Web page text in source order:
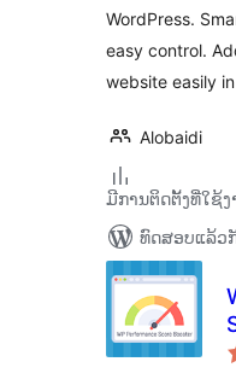
WordPress.
easy control.
website easily
Alobaidi
ມີການຕິດຕັ້ງທີ່ໃຊ້
ທົດສອບແລ້ວ